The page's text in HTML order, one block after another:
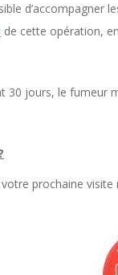
de cette opération,
30 jours, le fumeur
prochaine